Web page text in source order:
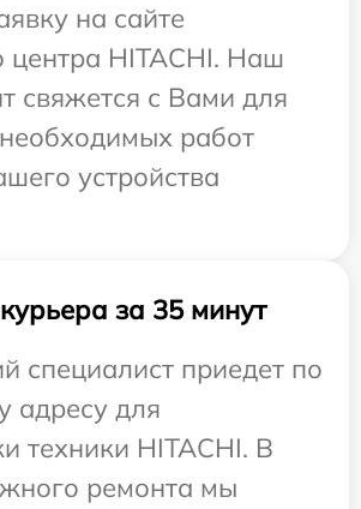
на сайте
центра HITACHI. Наш
свяжется с Вами для
работ
устройства
за 35 минут
специалист приедет по
адресу для
техники HITACHI. В
ремонта мы